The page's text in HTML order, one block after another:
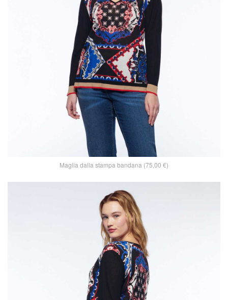
Maglia dalla stampa bandana (75,00 €)